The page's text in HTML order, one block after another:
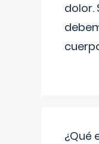
dolor.
¿Qué